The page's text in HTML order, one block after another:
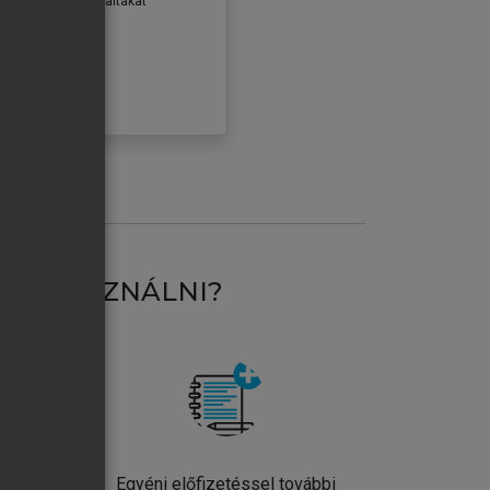
HASZNÁLNI?
Egyéni előfizetéssel további